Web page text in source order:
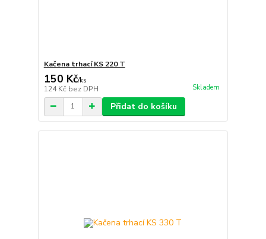
Kačena trhací KS 220 T
150 Kč/ks
124 Kč bez DPH Skladem
Přidat do košíku